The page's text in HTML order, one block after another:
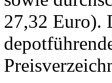
27,32 Euro).